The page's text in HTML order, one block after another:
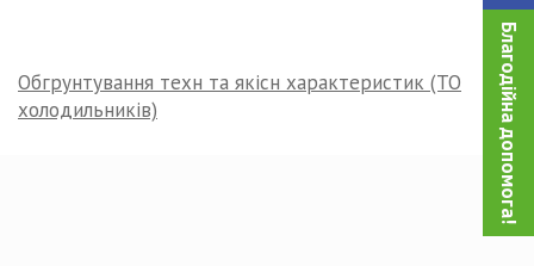
Благодійна допомога!
Обгрунтування техн та якісн характеристик (ТО
холодильників)